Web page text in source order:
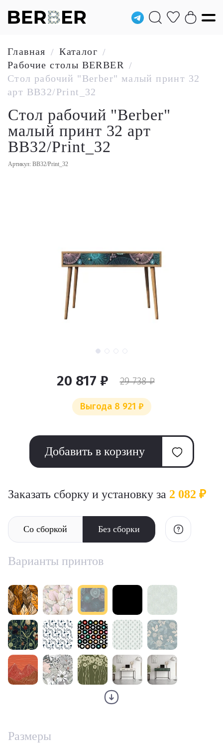
Главная / Каталог /
Рабочие столы BERBER /
Стол рабочий "Berber" малый принт 32
арт BB32/Print_32
Стол рабочий "Berber"
малый принт 32 арт
BB32/Print_32
Артикул: BB32/Print_32
20 817 ₽ 29 738 ₽
Выгода 8 921 ₽
Добавить в корзину
Заказать сборку и установку за 2 082 ₽
Со сборкой Без сборки
Варианты принтов
Размеры